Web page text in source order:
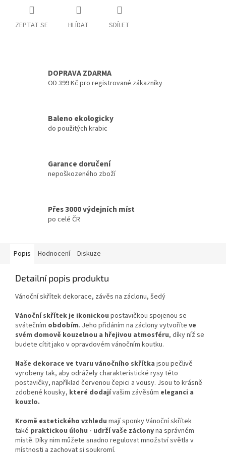
ZEPTAT SE HLÍDAT SDÍLET
DOPRAVA ZDARMA
OD 399 Kč pro registrované zákazníky
Baleno ekologicky
do použitých krabic
Garance doručení
nepoškozeného zboží
Přes 3000 výdejních míst
po celé ČR
Popis Hodnocení Diskuze
Detailní popis produktu
Vánoční skřítek dekorace, závěs na záclonu, šedý
Vánoční skřítek je ikonickou postavičkou spojenou se
svátečním obdobím. Jeho přidáním na záclony vytvoříte ve
svém domově kouzelnou a hřejivou atmosféru, díky níž se
budete cítit jako v opravdovém vánočním koutku.
Naše dekorace ve tvaru vánočního skřítka jsou pečlivě
vyrobeny tak, aby odrážely charakteristické rysy této
postavičky, například červenou čepici a vousy. Jsou to krásně
zdobené kousky, které dodajívašim závěsům eleganci a
kouzlo.
Kromě estetického vzhledu mají sponky Vánoční skřítek
také praktickou úlohu - udrží vaše záclonyna správném
místě. Díky nim můžete snadno regulovat množství světla v
místnosti a zachovat si soukromí.